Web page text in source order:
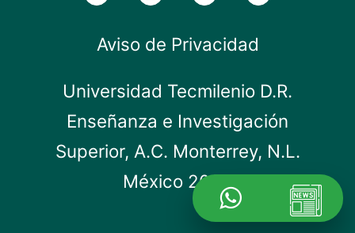
Aviso de Privacidad
Universidad Tecmilenio D.R.
Enseñanza e Investigación
Superior, A.C. Monterrey, N.L.
México 2019.